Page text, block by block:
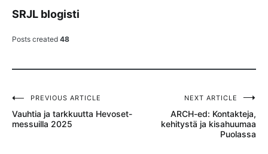
SRJL blogisti
Posts created 48
Artikkelien
selaus
PREVIOUS ARTICLE
Vauhtia ja tarkkuutta Hevoset-
messuilla 2025
NEXT ARTICLE
ARCH-ed: Kontakteja,
kehitystä ja kisahuumaa
Puolassa